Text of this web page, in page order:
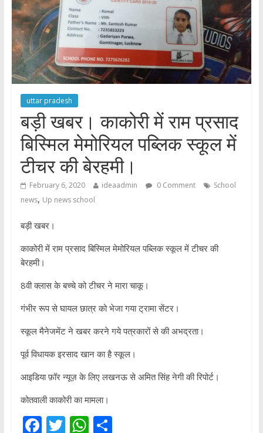
uttar pradesh
बड़ी खबर। काकोरी में राम प्रसाद
बिस्मिल मेमोरियल पब्लिक स्कूल में
टीचर की बेरहमी।
February 6, 2020 ideaadmin 0 Comment
School
news, Up news school
बड़ी खबर।
काकोरी में राम प्रसाद बिस्मिल मेमोरियल पब्लिक स्कूल में टीचर की
बेरहमी।
8वी क्लास के बच्चे को टीचर ने मारा चाकू।
गंभीर रूप से घायल छात्र को भेजा गया ट्रामा सेंटर।
स्कूल मैनेजमेंट ने खबर करने गये पत्रकारों से की अभद्रता।
पूर्व विधायक इरसाद खान का है स्कूल।
आइडिया फ़ॉर न्यूज़ के लिए लखनऊ से अमित सिंह नेगी की रिपोर्ट।
कोतवाली काकोरी का मामला।
F T W S